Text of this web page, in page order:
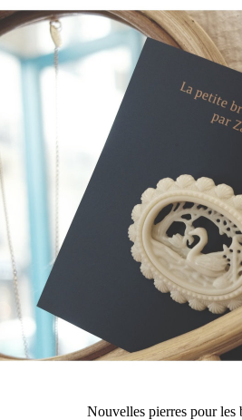
Nouvelles pierres pour les